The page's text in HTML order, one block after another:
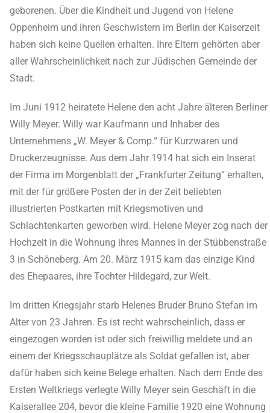
geborenen. Über die Kindheit und Jugend von Helene
Oppenheim und ihren Geschwistern im Berlin der Kaiserzeit
haben sich keine Quellen erhalten. Ihre Eltern gehörten aber
aller Wahrscheinlichkeit nach zur Jüdischen Gemeinde der
Stadt.
Im Juni 1912 heiratete Helene den acht Jahre älteren Berliner
Willy Meyer. Willy war Kaufmann und Inhaber des
Unternehmens „W. Meyer & Comp.“ für Kurzwaren und
Druckerzeugnisse. Aus dem Jahr 1914 hat sich ein Inserat
der Firma im Morgenblatt der „Frankfurter Zeitung“ erhalten,
mit der für größere Posten der in der Zeit beliebten
illustrierten Postkarten mit Kriegsmotiven und
Schlachtenkarten geworben wird. Helene Meyer zog nach der
Hochzeit in die Wohnung ihres Mannes in der Stübbenstraße
3 in Schöneberg. Am 20. März 1915 kam das einzige Kind
des Ehepaares, ihre Tochter Hildegard, zur Welt.
Im dritten Kriegsjahr starb Helenes Bruder Bruno Stefan im
Alter von 23 Jahren. Es ist recht wahrscheinlich, dass er
eingezogen worden ist oder sich freiwillig meldete und an
einem der Kriegsschauplätze als Soldat gefallen ist, aber
dafür haben sich keine Belege erhalten. Nach dem Ende des
Ersten Weltkriegs verlegte Willy Meyer sein Geschäft in die
Kaiserallee 204, bevor die kleine Familie 1920 eine Wohnung